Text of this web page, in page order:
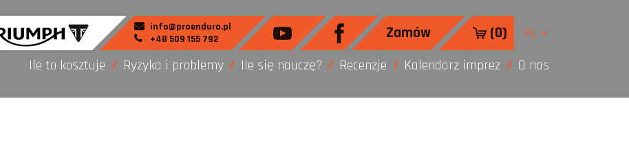
info@proenduro.pl
+48 509 155 792
Zamów (0) PL
Ile to kosztuje Ryzyka i problemy Ile się nauczę? Recenzje Kalendarz imprez O nas